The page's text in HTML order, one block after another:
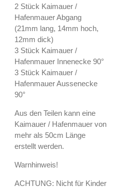
2 Stück Kaimauer /
Hafenmauer Abgang
(21mm lang, 14mm hoch,
12mm dick)
3 Stück Kaimauer /
Hafenmauer Innenecke 90°
3 Stück Kaimauer /
Hafenmauer Aussenecke
90°
Aus den Teilen kann eine
Kaimauer / Hafenmauer von
mehr als 50cm Länge
erstellt werden.
Warnhinweis!
ACHTUNG: Nicht für Kinder